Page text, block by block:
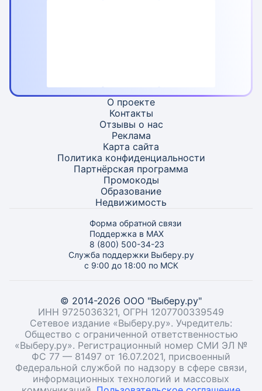
О проекте
Контакты
Отзывы о нас
Реклама
Карта сайта
Политика конфиденциальности
Партнёрская программа
Промокоды
Образование
Недвижимость
Форма обратной связи
Поддержка в MAX
8 (800) 500-34-23
Служба поддержки Выберу.ру
с 9:00 до 18:00 по МСК
© 2014-2026 ООО "Выберу.ру"
ИНН 9725036321, ОГРН 1207700339549
Сетевое издание «Выберу.ру». Учредитель:
Общество с ограниченной ответственностью
«Выберу.ру». Регистрационный номер СМИ ЭЛ №
ФС 77 — 81497 от 16.07.2021, присвоенный
Федеральной службой по надзору в сфере связи,
информационных технологий и массовых